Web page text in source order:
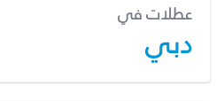
عطلات في
دبي